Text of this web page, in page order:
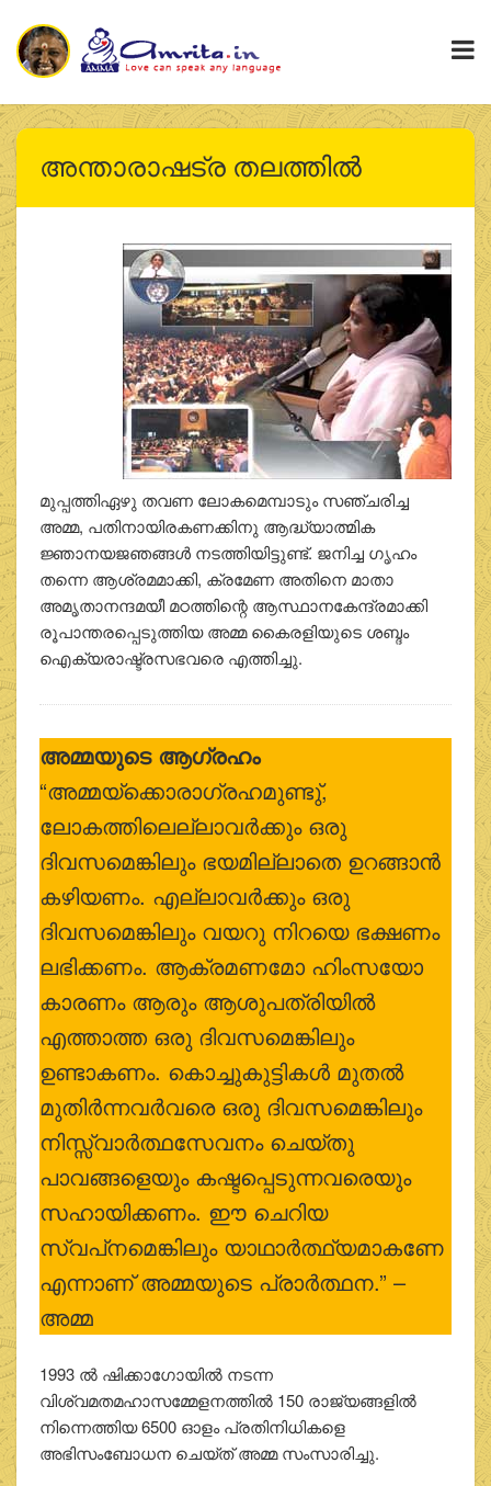
അന്താരാഷട്ര തലത്തില്‍
മുപ്പത്തിഏഴു തവണ ലോകമെമ്പാടും സഞ്ചരിച്ച
അമ്മ, പതിനായിരകണക്കിനു ആദ്ധ്യാത്മിക
ജ്ഞാനയജഞങ്ങള്‍ നടത്തിയിട്ടുണ്ട്. ജനിച്ച ഗൃഹം
തന്നെ ആശ്രമമാക്കി, ക്രമേണ അതിനെ മാതാ
അമൃതാനന്ദമയീ മഠത്തിന്റെ ആസ്ഥാനകേന്ദ്രമാക്കി
രൂപാന്തരപ്പെടുത്തിയ അമ്മ കൈരളിയുടെ ശബ്ദം
ഐക്യരാഷ്ട്രസഭവരെ എത്തിച്ചു.
അമ്മയുടെ ആഗ്രഹം
“അമ്മയ്‌ക്കൊരാഗ്രഹമുണ്ടു്,
ലോകത്തിലെല്ലാവര്‍ക്കും ഒരു
ദിവസമെങ്കിലും ഭയമില്ലാതെ ഉറങ്ങാന്‍
കഴിയണം. എല്ലാവര്‍ക്കും ഒരു
ദിവസമെങ്കിലും വയറു നിറയെ ഭക്ഷണം
ലഭിക്കണം. ആക്രമണമോ ഹിംസയോ
കാരണം ആരും ആശുപത്രിയില്‍
എത്താത്ത ഒരു ദിവസമെങ്കിലും
ഉണ്ടാകണം. കൊച്ചുകുട്ടികള്‍ മുതല്‍
മുതിര്‍ന്നവര്‍വരെ ഒരു ദിവസമെങ്കിലും
നിസ്സ്വാര്‍ത്ഥസേവനം ചെയ്തു
പാവങ്ങളെയും കഷ്ടപ്പെടുന്നവരെയും
സഹായിക്കണം. ഈ ചെറിയ
സ്വപ്‌നമെങ്കിലും യാഥാർത്ഥ്യമാകണേ
എന്നാണ് അമ്മയുടെ പ്രാർത്ഥന.” –
അമ്മ
1993 ല്‍ ഷിക്കാഗോയില്‍ നടന്ന
വിശ്വമതമഹാസമ്മേളനത്തില്‍ 150 രാജ്യങ്ങളില്‍
നിന്നെത്തിയ 6500 ഓളം പ്രതിനിധികളെ
അഭിസംബോധന ചെയ്ത് അമ്മ സംസാരിച്ചു.